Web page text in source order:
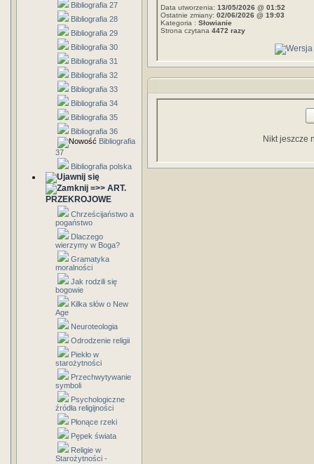
Bibliografia 27
Bibliografia 28
Bibliografia 29
Bibliografia 30
Bibliografia 31
Bibliografia 32
Bibliografia 33
Bibliografia 34
Bibliografia 35
Bibliografia 36
Bibliografia
37
Bibliografia polska
=>> ART.
PRZEKROJOWE
Chrześcijaństwo a
pogaństwo
Dlaczego
wierzymy w Boga?
Gramatyka
moralności
Jak rodzili się
bogowie
Kilka słów o New
Age
Neuroteologia
Odrodzenie religii
Piekło w
starożytności
Przechwytywanie
symboli
Psychologiczne
źródła religijności
Płonące rzeki
Pępek świata
Religie w
Starożytności -
Data utworzenia: 13/05/2026 @ 01:52
Ostatnie zmiany: 02/06/2026 @ 19:03
Kategoria : Słowianie
Strona czytana 4472 razy
Nikt jeszcze